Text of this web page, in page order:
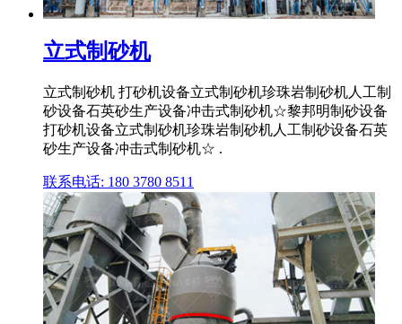
立式制砂机
立式制砂机 打砂机设备立式制砂机珍珠岩制砂机人工制
砂设备石英砂生产设备冲击式制砂机☆黎邦明制砂设备
打砂机设备立式制砂机珍珠岩制砂机人工制砂设备石英
砂生产设备冲击式制砂机☆ .
联系电话: 180 3780 8511